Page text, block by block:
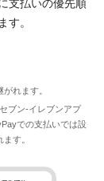
支払いの優先順
す。
れます。
ブン-イレブンアプ
での支払いでは設
す。